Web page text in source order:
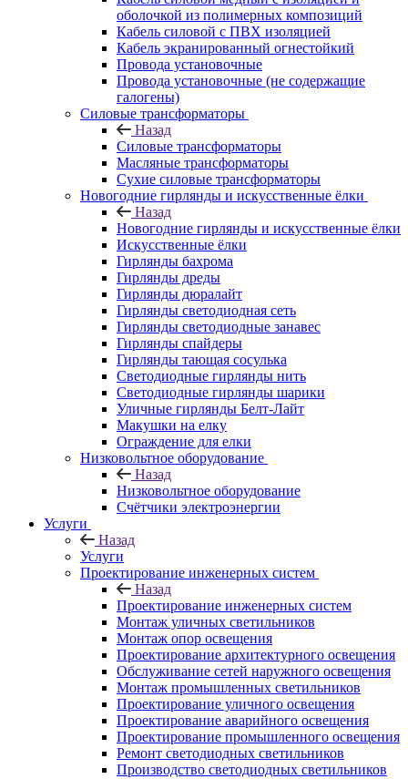
оболочкой из полимерных композиций
Кабель силовой с ПВХ изоляцией
Кабель экранированный огнестойкий
Провода установочные
Провода установочные (не содержащие
галогены)
Силовые трансформаторы
Назад
Силовые трансформаторы
Масляные трансформаторы
Сухие силовые трансформаторы
Новогодние гирлянды и искусственные ёлки
Назад
Новогодние гирлянды и искусственные ёлки
Искусственные ёлки
Гирлянды бахрома
Гирлянды дреды
Гирлянды дюралайт
Гирлянды светодиодная сеть
Гирлянды светодиодные занавес
Гирлянды спайдеры
Гирлянды тающая сосулька
Светодиодные гирлянды нить
Светодиодные гирлянды шарики
Уличные гирлянды Белт-Лайт
Макушки на елку
Ограждение для елки
Низковольтное оборудование
Назад
Низковольтное оборудование
Счётчики электроэнергии
Услуги
Назад
Услуги
Проектирование инженерных систем
Назад
Проектирование инженерных систем
Монтаж уличных светильников
Монтаж опор освещения
Проектирование архитектурного освещения
Обслуживание сетей наружного освещения
Монтаж промышленных светильников
Проектирование уличного освещения
Проектирование аварийного освещения
Проектирование промышленного освещения
Ремонт светодиодных светильников
Производство светодиодных светильников